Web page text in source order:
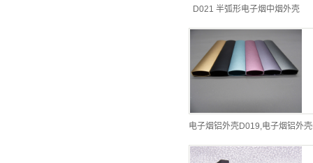
D021 半弧形电子烟中烟外壳
电子烟铝外壳D019,电子烟铝外